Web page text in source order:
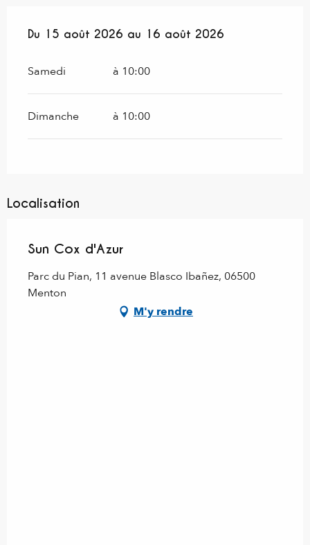
Du 15 août 2026 au 16 août 2026
Du 15 août 2026 au 16 août 2026
Samedi à 10:00
Dimanche à 10:00
Localisation
Sun Cox d'Azur
Parc du Pian, 11 avenue Blasco Ibañez, 06500
Menton
M'y rendre